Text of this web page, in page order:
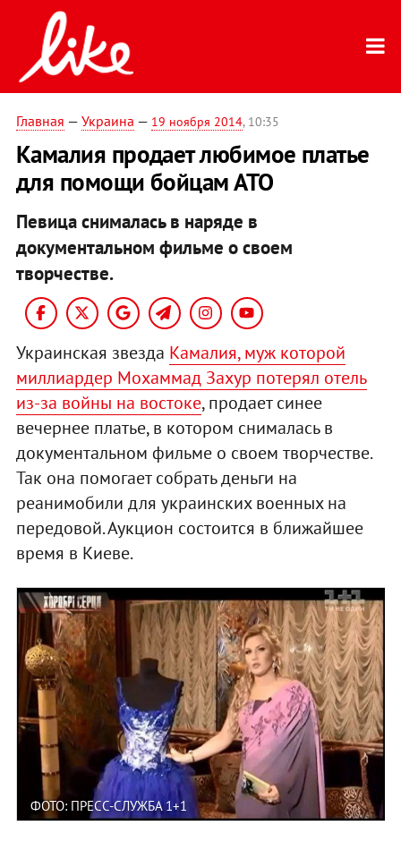
Главная — Украина — 19 ноября 2014, 10:35
Камалия продает любимое платье
для помощи бойцам АТО
Певица снималась в наряде в
документальном фильме о своем
творчестве.
Украинская звезда Камалия, муж которой
миллиардер Мохаммад Захур потерял отель
из-за войны на востоке, продает синее
вечернее платье, в котором снималась в
документальном фильме о своем творчестве.
Так она помогает собрать деньги на
реанимобили для украинских военных на
передовой. Аукцион состоится в ближайшее
время в Киеве.
ФОТО: ПРЕСС-СЛУЖБА 1+1